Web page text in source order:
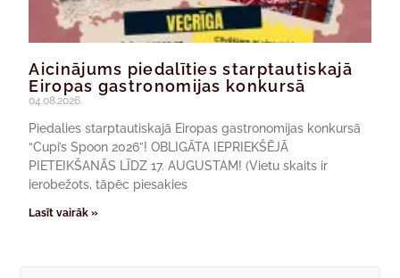
Aicinājums piedalīties starptautiskajā
Eiropas gastronomijas konkursā
04.08.2026.
Piedalies starptautiskajā Eiropas gastronomijas konkursā
“Cupi’s Spoon 2026”! OBLIGĀTA IEPRIEKŠĒJĀ
PIETEIKŠANĀS LĪDZ 17. AUGUSTAM! (Vietu skaits ir
ierobežots, tāpēc piesakies
Lasīt vairāk »